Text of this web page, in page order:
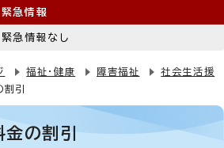
緊急情報
緊急情報なし
福祉・健康 障害福祉
社会生活援
引
の割引